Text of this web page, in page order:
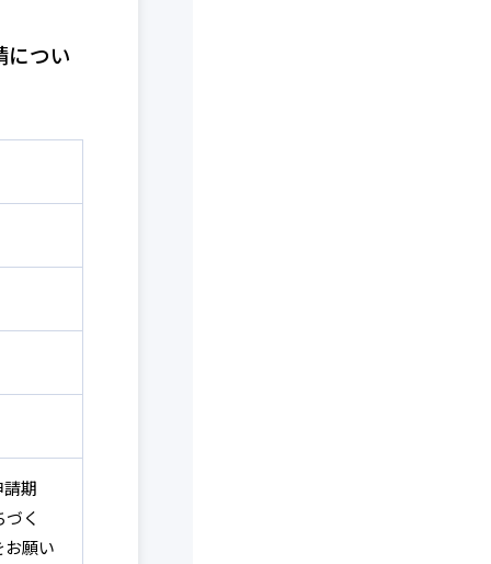
につい
期
く
お願い